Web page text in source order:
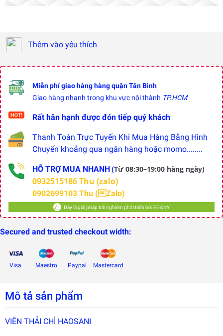
Thêm vào yêu thích
Miễn phí giao hàng hàng quận Tân Bình
Giao hàng nhanh trong khu vực nội thành TP.HCM
Rất hân hạnh được đón tiếp quý khách
Thanh Toán Trực Tuyến Khi Mua Hàng Bằng Hình
Chuyển khoảng qua ngân hàng hoặc momo........
HỖ TRỢ MUA NHANH(Từ 08:30–19:00 hàng ngày)
0932515186 Thu (zalo)
0902699103 Thu (Zalo)
Đây là giải pháp trải nghiệm phát triển bởi EGANY
Secured and trusted checkout width:
Visa Maestro Paypal Mastercard
Mô tả sản phẩm
VIÊN THẢI CHÌ HAOSANI